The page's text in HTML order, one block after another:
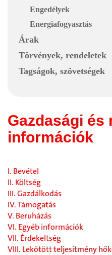
Engedélyek
Energiafogyasztás
Árak
Törvények, rendeletek
Tagságok, szövetségek
Gazdasági és
információk
I. Bevétel
II. Költség
III. Gazdálkodás
IV. Támogatás
V. Beruházás
VI. Egyéb információk
VII. Érdekeltség
VIII. Lekötött teljesítmény